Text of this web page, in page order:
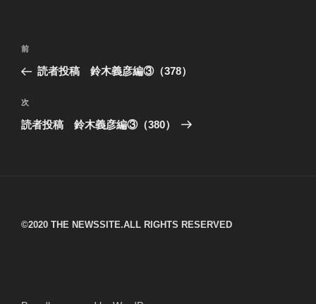
投
ナ
ビ
ゲ
過
去
投
稿
前
読者投稿 鈴木義彦編③（378）
次
の
次
読者投稿 鈴木義彦編③（380）
©︎2020 THE NEWSSITE.ALL RIGHTS RESERVED